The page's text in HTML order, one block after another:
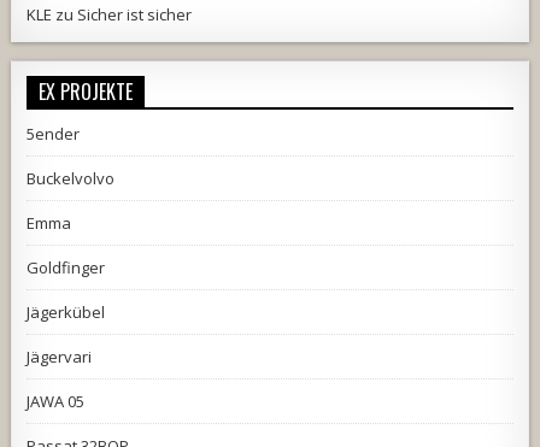
KLE zu Sicher ist sicher
EX PROJEKTE
5ender
Buckelvolvo
Emma
Goldfinger
Jägerkübel
Jägervari
JAWA 05